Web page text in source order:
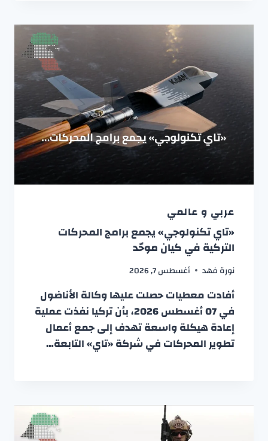
عربي و عالمي
«تاي تكنولوجي» يجمع برامج المحركات
التركية في كيان موحّد
نورة فهد أغسطس 7, 2026
أفادت معطيات حصلت عليها وكالة الأناضول
في 07 أغسطس 2026، بأن تركيا نفذت عملية
إعادة هيكلة واسعة تهدف إلى جمع أعمال
تطوير المحركات في شركة «تاي» التابعة…